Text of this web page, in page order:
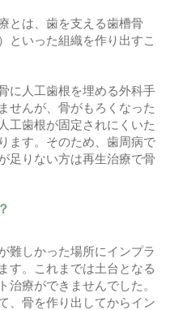
とは、歯を支える歯槽骨
といった組織を作り出すこ
に人工歯根を埋める外科手
せんが、骨がもろくなった
工歯根が固定されにくいた
ます。そのため、歯周病で
足りない方は再生治療で骨
難しかった場所にインプラ
す。これまでは土台となる
治療ができませんでした。
、骨を作り出してからイン